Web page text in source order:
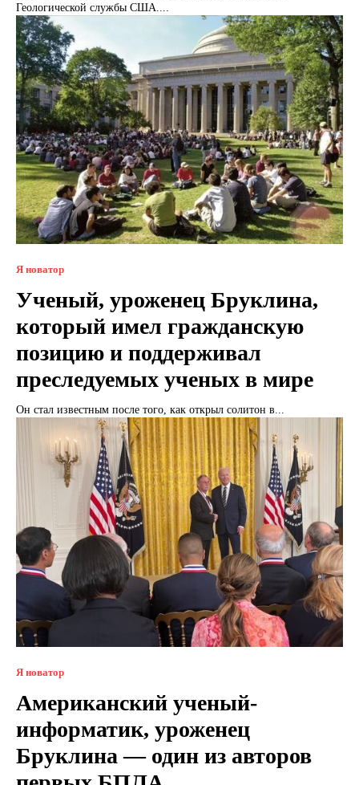
Геологической службы США....
Я новатор
Ученый, уроженец Бруклина,
который имел гражданскую
позицию и поддерживал
преследуемых ученых в мире
Он стал известным после того, как открыл солитон в...
Я новатор
Американский ученый-
информатик, уроженец
Бруклина — один из авторов